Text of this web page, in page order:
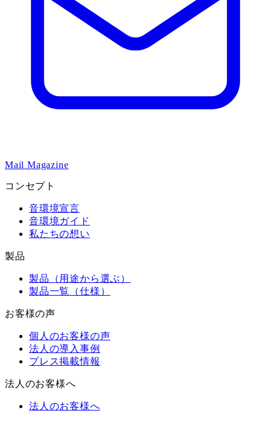
Mail Magazine
コンセプト
音環境宣言
音環境ガイド
私たちの想い
製品
製品（用途から選ぶ）
製品一覧（仕様）
お客様の声
個人のお客様の声
法人の導入事例
プレス掲載情報
法人のお客様へ
法人のお客様へ